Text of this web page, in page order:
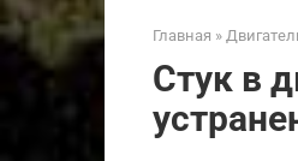
Главная »
Стук в